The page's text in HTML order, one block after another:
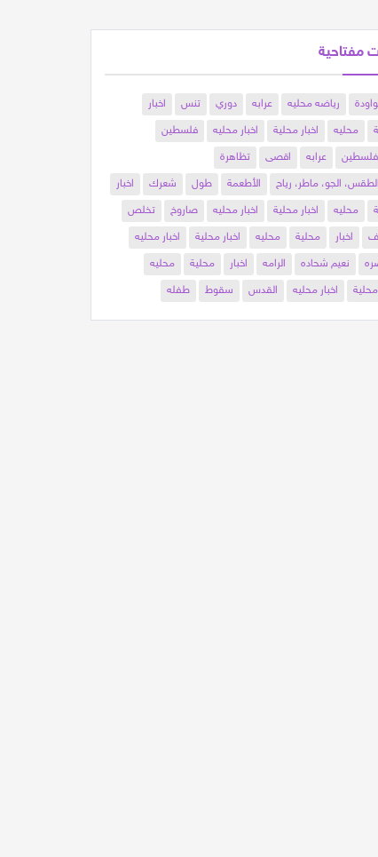
مفتاحية
رياضه محليه عرابه دوري تنس
اخبار
محليه اخبار محلية اخبار محليه
فلسطين
فلسطين
عرابه اقصى
تظاهرة
الجو، ماطر، رياح
الأطعمة طول شعرك
اخبار
محليه اخبار محلية اخبار محليه صاروخ
تخلص
اخبار محلية محليه اخبار محلية
اخبار محليه
نعيم شحاده الرامه اخبار محلية
محليه
محلية
اخبار محليه القدس سقوط طفله